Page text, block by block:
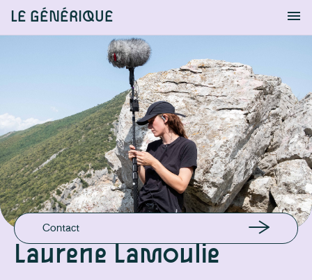
LE GÉNÉRIQUE
Chercher
Laurene Lamoulie
EMAIL
laurene.lamoulie@gmail.com
GSM
+32487790470
Contact